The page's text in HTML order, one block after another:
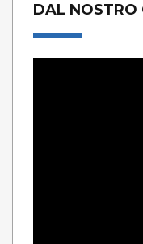
DAL NOSTRO